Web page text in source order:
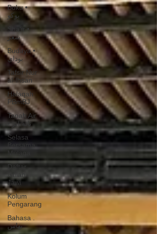
Buku •
بوكو
Sha'ir •
شعر
Budaya •
بوداي
Tafsir Nur
al-Ihsan
Halaqah
PBmBJ
Tanah Air
• تانه اير
Selasa
Bersama
Daftar
Istilah
Jawi
Kolum
Pengarang
Bahasa .
بهاس